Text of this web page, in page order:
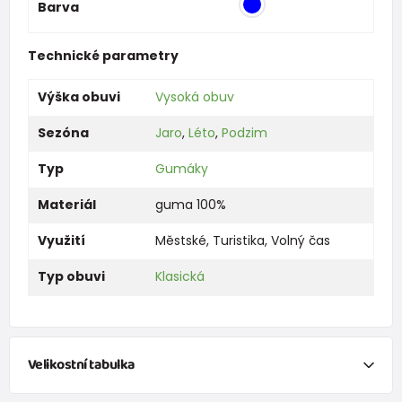
Barva
Technické parametry
Výška obuvi
Vysoká obuv
Sezóna
Jaro, Léto, Podzim
Typ
Gumáky
Materiál
guma 100%
Využití
Městské, Turistika, Volný čas
Typ obuvi
Klasická
Velikostní tabulka